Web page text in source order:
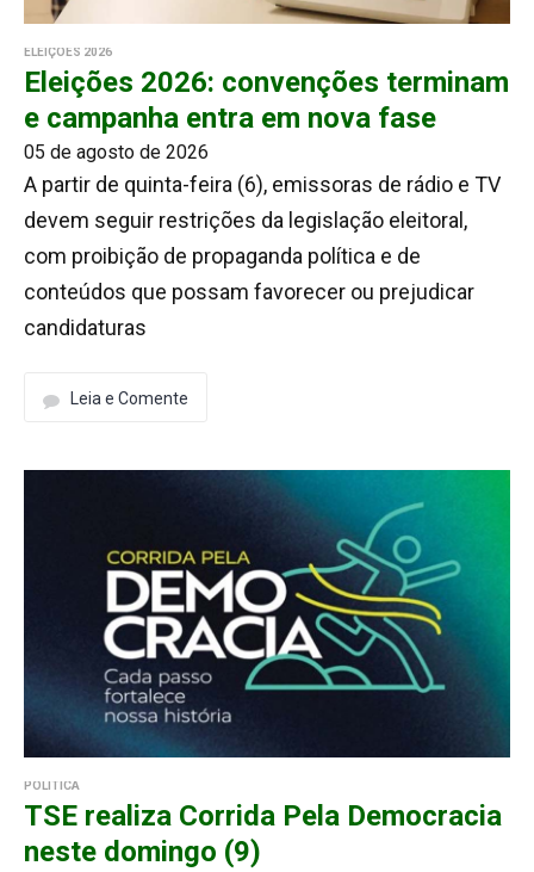
ELEIÇÕES 2026
Eleições 2026: convenções terminam
e campanha entra em nova fase
05 de agosto de 2026
A partir de quinta-feira (6), emissoras de rádio e TV
devem seguir restrições da legislação eleitoral,
com proibição de propaganda política e de
conteúdos que possam favorecer ou prejudicar
candidaturas
Leia e Comente
POLÍTICA
TSE realiza Corrida Pela Democracia
neste domingo (9)